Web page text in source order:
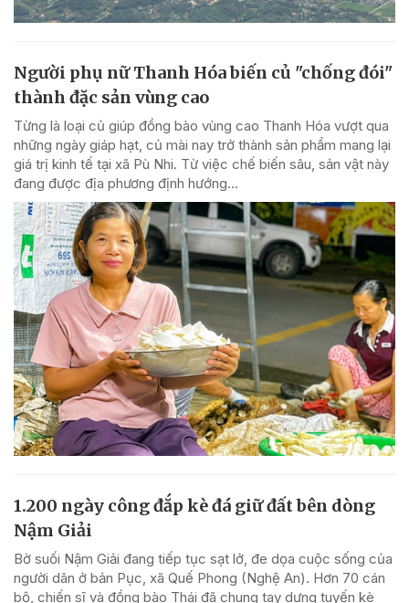
Người phụ nữ Thanh Hóa biến củ "chống đói"
thành đặc sản vùng cao
Từng là loại củ giúp đồng bào vùng cao Thanh Hóa vượt qua
những ngày giáp hạt, củ mài nay trở thành sản phẩm mang lại
giá trị kinh tế tại xã Pù Nhi. Từ việc chế biến sâu, sản vật này
đang được địa phương định hướng...
1.200 ngày công đắp kè đá giữ đất bên dòng
Nậm Giải
Bờ suối Nậm Giải đang tiếp tục sạt lở, đe dọa cuộc sống của
người dân ở bản Pục, xã Quế Phong (Nghệ An). Hơn 70 cán
bộ, chiến sĩ và đồng bào Thái đã chung tay dựng tuyến kè